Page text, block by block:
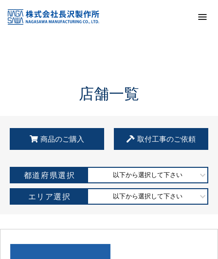
KSS加盟店・取扱店情報
店舗一覧
店舗一覧
商品のご購入 取付工事のご依頼
都道府県選択 以下から選択して下さい
エリア選択 以下から選択して下さい